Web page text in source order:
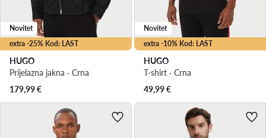
extra -25% Kod: LAST
Novitet
HUGO
Prijelazna jakna · Crna
179,99€
extra -10% Kod: LAST
Novitet
HUGO
T-shirt · Crna
49,99€